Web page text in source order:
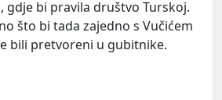
gdje bi pravila društvo Turskoj.
što bi tada zajedno s Vučićem
bili pretvoreni u gubitnike.